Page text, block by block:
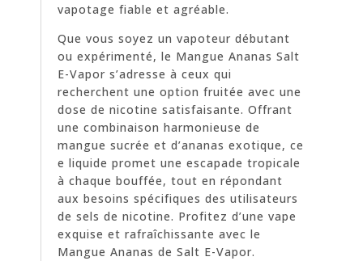
vapotage fiable et agréable.
Que vous soyez un vapoteur débutant
ou expérimenté, le Mangue Ananas Salt
E-Vapor s’adresse à ceux qui
recherchent une option fruitée avec une
dose de nicotine satisfaisante. Offrant
une combinaison harmonieuse de
mangue sucrée et d’ananas exotique, ce
e liquide promet une escapade tropicale
à chaque bouffée, tout en répondant
aux besoins spécifiques des utilisateurs
de sels de nicotine. Profitez d’une vape
exquise et rafraîchissante avec le
Mangue Ananas de Salt E-Vapor.